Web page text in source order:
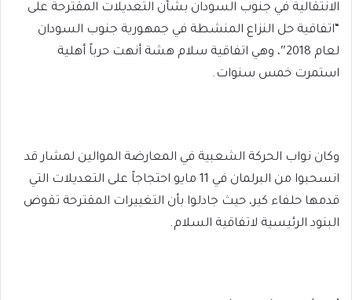
الانتقالية في جنوب السودان بشأن التعديلات المقترحة على
“اتفاقية حل النزاع المنشطة في جمهورية جنوب السودان
لعام 2018″، وهي اتفاقية سلام هشة أنهت حرباً أهلية
استمرت خمس سنوات.
وكان نواب الحركة الشعبية في المعارضة الموالين لمشار قد
انسحبوا من البرلمان في 11 مايو احتجاجاً على التعديلات التي
قدمها حلفاء كير، حيث جادلوا بأن التغييرات المقترحة تقوض
البنود الرئيسية لاتفاقية السلام.